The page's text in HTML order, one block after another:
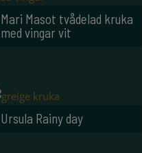
Mari Masot tvådelad kruka
med vingar vit
Ursula Rainy day